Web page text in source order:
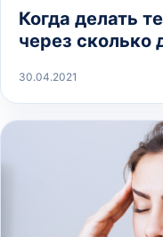
Когда делать
через сколько
30.04.2021